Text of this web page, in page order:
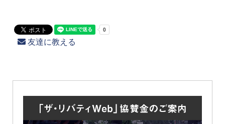
友達に教える